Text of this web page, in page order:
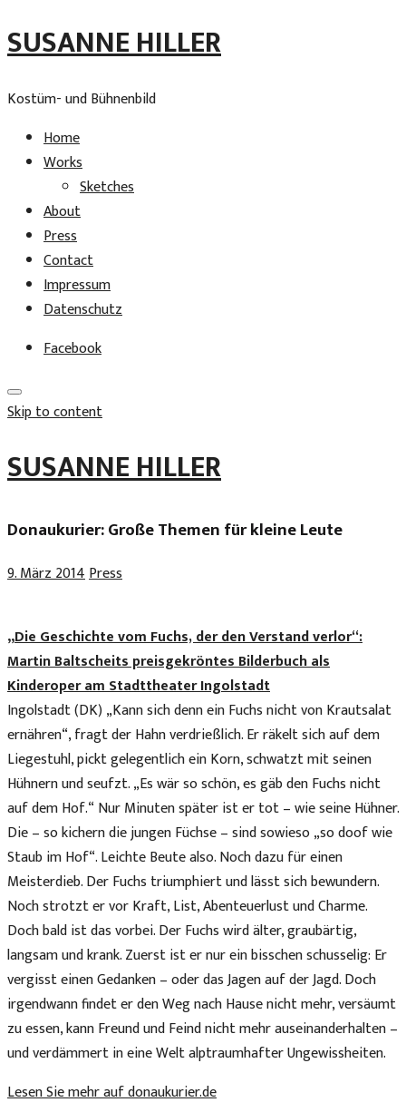
SUSANNE HILLER
Kostüm- und Bühnenbild
Home
Works
Sketches
About
Press
Contact
Impressum
Datenschutz
Facebook
Skip to content
SUSANNE HILLER
Donaukurier: Große Themen für kleine Leute
9. März 2014Press
„Die Geschichte vom Fuchs, der den Verstand verlor“:
Martin Baltscheits preisgekröntes Bilderbuch als
Kinderoper am Stadttheater Ingolstadt
Ingolstadt (DK) „Kann sich denn ein Fuchs nicht von Krautsalat
ernähren“, fragt der Hahn verdrießlich. Er räkelt sich auf dem
Liegestuhl, pickt gelegentlich ein Korn, schwatzt mit seinen
Hühnern und seufzt. „Es wär so schön, es gäb den Fuchs nicht
auf dem Hof.“ Nur Minuten später ist er tot – wie seine Hühner.
Die – so kichern die jungen Füchse – sind sowieso „so doof wie
Staub im Hof“. Leichte Beute also. Noch dazu für einen
Meisterdieb. Der Fuchs triumphiert und lässt sich bewundern.
Noch strotzt er vor Kraft, List, Abenteuerlust und Charme.
Doch bald ist das vorbei. Der Fuchs wird älter, graubärtig,
langsam und krank. Zuerst ist er nur ein bisschen schusselig: Er
vergisst einen Gedanken – oder das Jagen auf der Jagd. Doch
irgendwann findet er den Weg nach Hause nicht mehr, versäumt
zu essen, kann Freund und Feind nicht mehr auseinanderhalten –
und verdämmert in eine Welt alptraumhafter Ungewissheiten.
Lesen Sie mehr auf donaukurier.de